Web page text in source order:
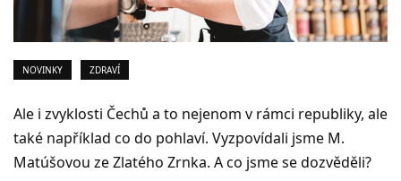
NOVINKY ZDRAVÍ
Ale i zvyklosti Čechů a to nejenom v rámci republiky, ale
také například co do pohlaví. Vyzpovídali jsme M.
Matúšovou ze Zlatého Zrnka. A co jsme se dozvěděli?